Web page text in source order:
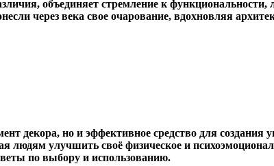
объединяет стремление к функциональности,
через века свое очарование, вдохновляя
декора, но и эффективное средство для создания
улучшить своё физическое и
по выбору и использованию.